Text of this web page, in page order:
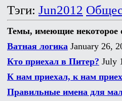
Тэги: Jun2012
Темы, имеющие некоторое
Ватная логика January 26,
Кто приехал в Питер? July
К нам приехал, к нам
Правильные имена для